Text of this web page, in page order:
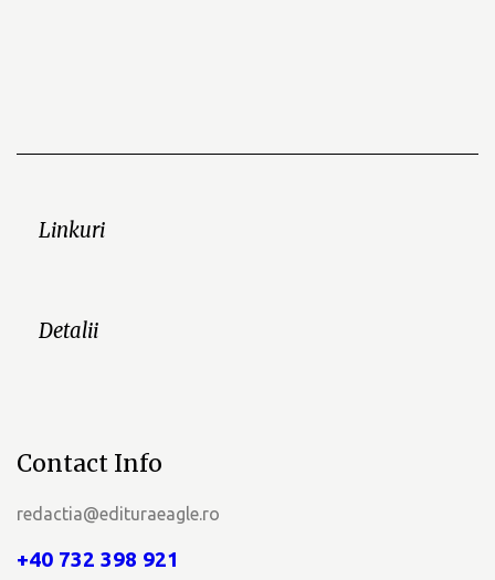
Linkuri
Detalii
Contact Info
redactia@edituraeagle.ro
+40 732 398 921